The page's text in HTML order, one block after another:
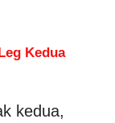
Kedua
kedua,